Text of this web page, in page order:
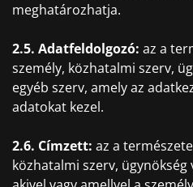
meghatározhatja.
2.5. Adatfeldolgozó: az a
személy, közhatalmi szerv,
egyéb szerv, amely az
adatokat kezel.
2.6. Címzett: az a
közhatalmi szerv, ügynökség